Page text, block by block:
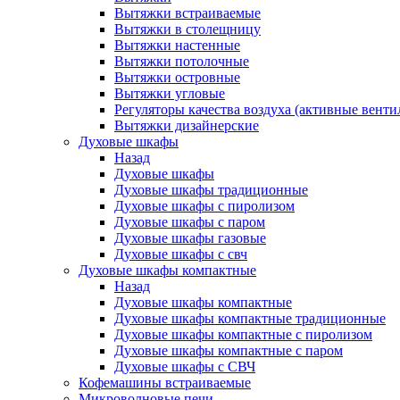
Вытяжки встраиваемые
Вытяжки в столещницу
Вытяжки настенные
Вытяжки потолочные
Вытяжки островные
Вытяжки угловые
Регуляторы качества воздуха (активные
Вытяжки дизайнерские
Духовые шкафы
Назад
Духовые шкафы
Духовые шкафы традиционные
Духовые шкафы с пиролизом
Духовые шкафы с паром
Духовые шкафы газовые
Духовые шкафы с свч
Духовые шкафы компактные
Назад
Духовые шкафы компактные
Духовые шкафы компактные традиционные
Духовые шкафы компактные с пиролизом
Духовые шкафы компактные с паром
Духовые шкафы с СВЧ
Кофемашины встраиваемые